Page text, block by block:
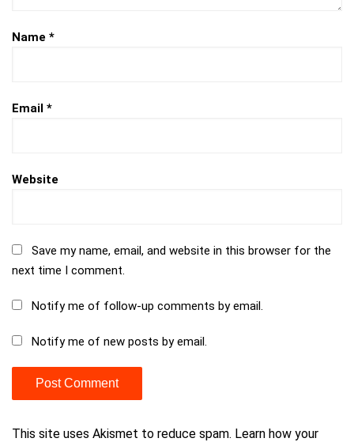
Name *
Email *
Website
Save my name, email, and website in this browser for the
next time I comment.
Notify me of follow-up comments by email.
Notify me of new posts by email.
This site uses Akismet to reduce spam. Learn how your